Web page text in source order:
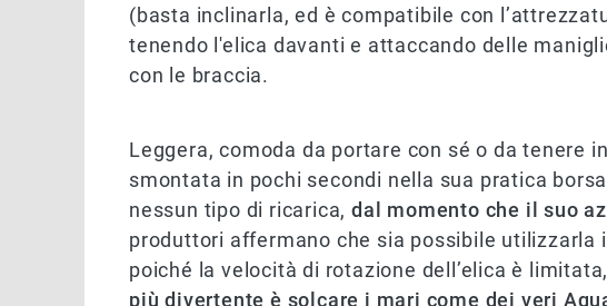
(basta inclinarla, ed è compatibile con
tenendo l'elica davanti e attaccando delle
con le braccia.
Leggera, comoda da portare con sé o da tenere
smontata in pochi secondi nella sua pratica
nessun tipo di ricarica, dal momento che il suo
produttori affermano che sia possibile utilizzarla
poiché la velocità di rotazione dell’elica è limitata,
più divertente è solcare i mari come dei veri